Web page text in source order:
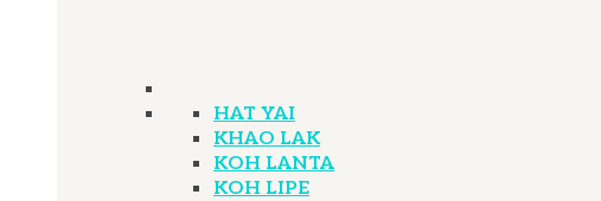
HAT YAI
KHAO LAK
KOH LANTA
KOH LIPE